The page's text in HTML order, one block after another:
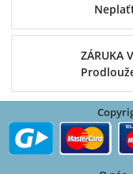
ZÁRUKA